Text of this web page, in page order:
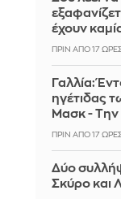
έχουν
ΠΡΙΝ ΑΠΌ 17
Γαλλία:
ηγέτιδας
Μασκ - Την
ΠΡΙΝ ΑΠΌ 17
Δύο
Σκύρο και